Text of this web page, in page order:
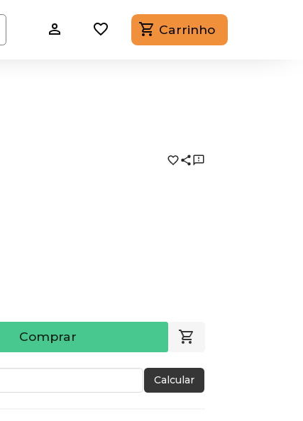
Carrinho
Comprar
Calcular